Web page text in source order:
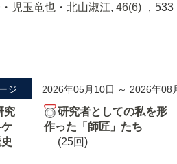
・ 児玉竜也 ・ 北山淑江, 46(6) ，
ジ 2026年05月10日 ～ 2026年08
究
研究者としての私を形
作った「師匠」たち
(25回)